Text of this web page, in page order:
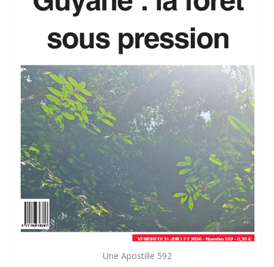
Une Apostille 592